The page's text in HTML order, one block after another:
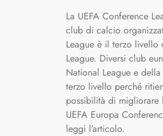
La UEFA Conference
club di calcio
League è il terzo livello
League. Diversi club
National League e
terzo livello perché
possibilità di migliorare
UEFA Europa
leggi l’articolo.